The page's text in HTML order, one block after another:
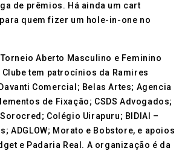
de prêmios. Há ainda um cart
quem fizer um hole-in-one no
Torneio Aberto Masculino e Feminino
tem patrocínios da Ramires
Comercial; Belas Artes; Agencia
de Fixação; CSDS Advogados;
Colégio Uirapuru; BIDIAI –
ADGLOW; Morato e Bobstore, e apoios
e Padaria Real. A organização é da